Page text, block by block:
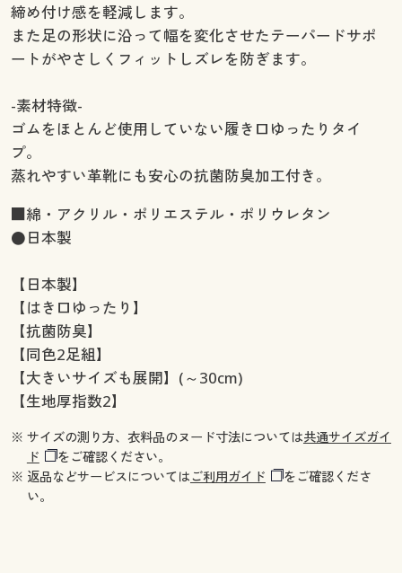
締め付け感を軽減します。
また足の形状に沿って幅を変化させたテーパードサポ
ートがやさしくフィットしズレを防ぎます。
-素材特徴-
ゴムをほとんど使用していない履き口ゆったりタイ
プ。
蒸れやすい革靴にも安心の抗菌防臭加工付き。
■綿・アクリル・ポリエステル・ポリウレタン
●日本製
【日本製】
【はき口ゆったり】
【抗菌防臭】
【同色2足組】
【大きいサイズも展開】(～30cm)
【生地厚指数2】
※ サイズの測り方、衣料品のヌード寸法については共通サイズガイ
ド
をご確認ください。
※ 返品などサービスについてはご利用ガイド
をご確認くださ
い。